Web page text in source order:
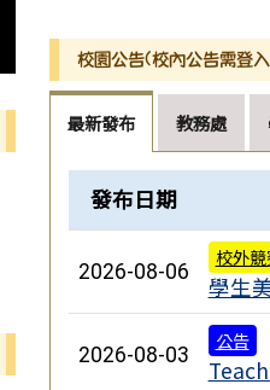
校園公告(校內公告需登
最新發布 教務處
新聞列表
發布日期
2026-08-06
校外
學生
2026-08-03
公告